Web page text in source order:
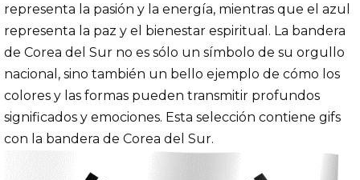
representa la pasión y la energía, mientras que el azul
representa la paz y el bienestar espiritual. La bandera
de Corea del Sur no es sólo un símbolo de su orgullo
nacional, sino también un bello ejemplo de cómo los
colores y las formas pueden transmitir profundos
significados y emociones. Esta selección contiene gifs
con la bandera de Corea del Sur.